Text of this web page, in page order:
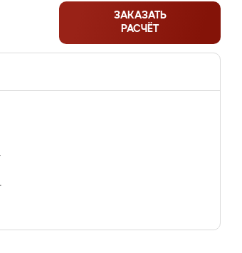
ЗАКАЗАТЬ
РАСЧЁТ